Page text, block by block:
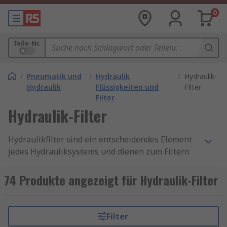
0
Teile-Nr.
/ Pneumatik und
Hydraulik
/ Hydraulik
Flüssigkeiten und
Filter
/ Hydraulik-
Filter
Hydraulik-Filter
Hydraulikfilter sind ein entscheidendes Element
jedes Hydrauliksystems und dienen zum Filtern
einer Hydraulik-Montageanwendung. Bei
Hydrauliksystemen besteht ein erhöhtes
Komponenten, Lecks von Dichtungen oder
Flüssigkeiten von geringer Qualität. Eine
74 Produkte angezeigt für Hydraulik-Filter
Filter